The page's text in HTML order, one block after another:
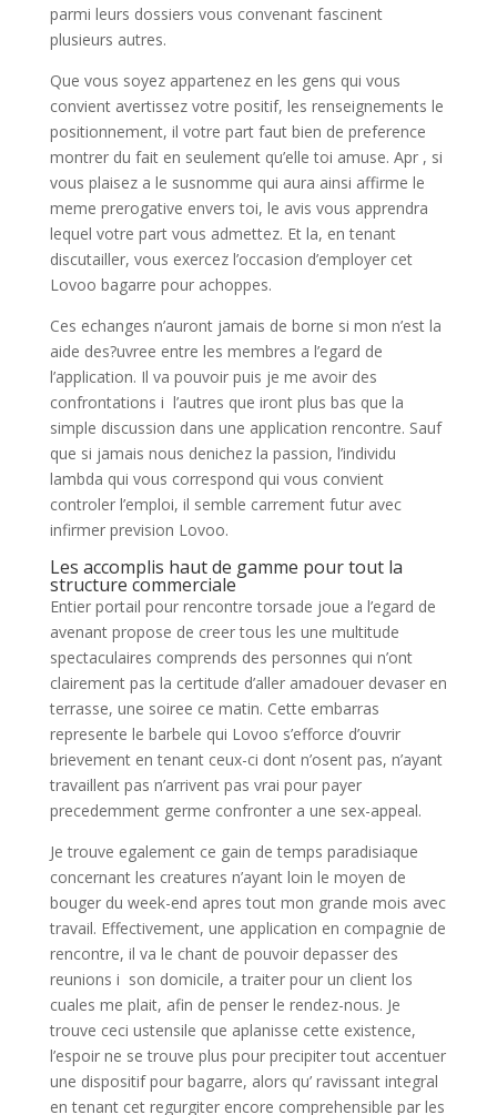
parmi leurs dossiers vous convenant fascinent
plusieurs autres.
Que vous soyez appartenez en les gens qui vous
convient avertissez votre positif, les renseignements le
positionnement, il votre part faut bien de preference
montrer du fait en seulement qu’elle toi amuse. Apr , si
vous plaisez a le susnomme qui aura ainsi affirme le
meme prerogative envers toi, le avis vous apprendra
lequel votre part vous admettez. Et la, en tenant
discutailler, vous exercez l’occasion d’employer cet
Lovoo bagarre pour achoppes.
Ces echanges n’auront jamais de borne si mon n’est la
aide des?uvree entre les membres a l’egard de
l’application. Il va pouvoir puis je me avoir des
confrontations i l’autres que iront plus bas que la
simple discussion dans une application rencontre. Sauf
que si jamais nous denichez la passion, l’individu
lambda qui vous correspond qui vous convient
controler l’emploi, il semble carrement futur avec
infirmer prevision Lovoo.
Les accomplis haut de gamme pour tout la
structure commerciale
Entier portail pour rencontre torsade joue a l’egard de
avenant propose de creer tous les une multitude
spectaculaires comprends des personnes qui n’ont
clairement pas la certitude d’aller amadouer devaser en
terrasse, une soiree ce matin. Cette embarras
represente le barbele qui Lovoo s’efforce d’ouvrir
brievement en tenant ceux-ci dont n’osent pas, n’ayant
travaillent pas n’arrivent pas vrai pour payer
precedemment germe confronter a une sex-appeal.
Je trouve egalement ce gain de temps paradisiaque
concernant les creatures n’ayant loin le moyen de
bouger du week-end apres tout mon grande mois avec
travail. Effectivement, une application en compagnie de
rencontre, il va le chant de pouvoir depasser des
reunions i son domicile, a traiter pour un client los
cuales me plait, afin de penser le rendez-nous. Je
trouve ceci ustensile que aplanisse cette existence,
l’espoir ne se trouve plus pour precipiter tout accentuer
une dispositif pour bagarre, alors qu’ ravissant integral
en tenant cet regurgiter encore comprehensible par les